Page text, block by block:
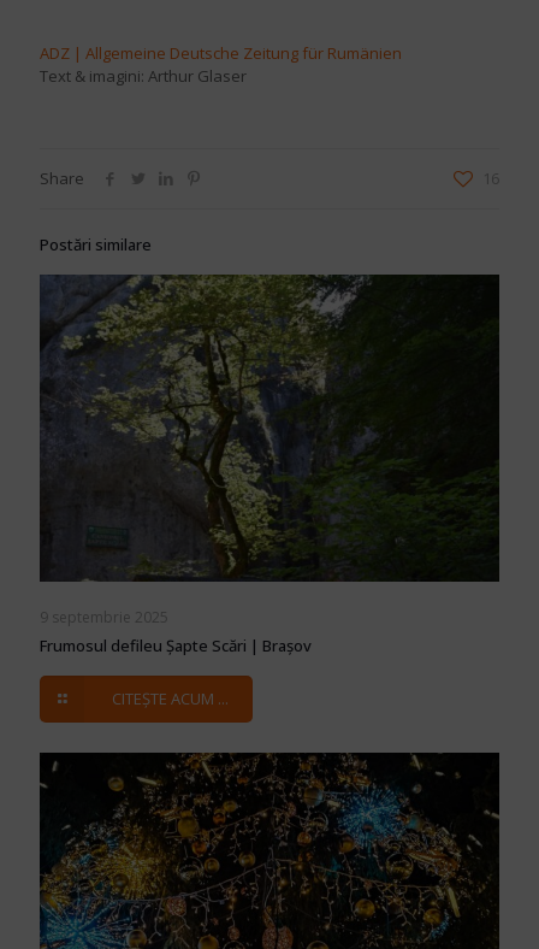
ADZ | Allgemeine Deutsche Zeitung für Rumänien
Text & imagini: Arthur Glaser
Share 16
Postări similare
9 septembrie 2025
Frumosul defileu Șapte Scări | Brașov
CITEȘTE ACUM ...